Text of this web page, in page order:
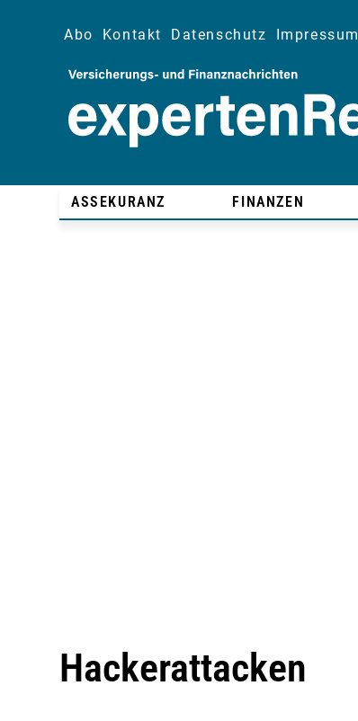
Abo Kontakt Datenschutz Impressum
ASSEKURANZ FINANZEN
Hackerattacken